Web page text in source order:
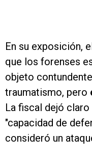
En su exposición,
que los forenses
objeto
traumatismo, pero
La fiscal dejó
"capacidad de
consideró un